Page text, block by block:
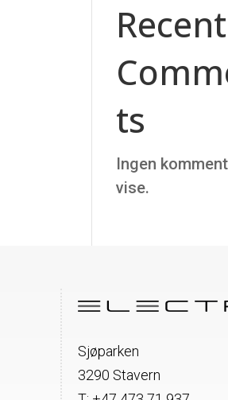
Recent
ts
Ingen
vise.
Sjøparken
3290 Stavern